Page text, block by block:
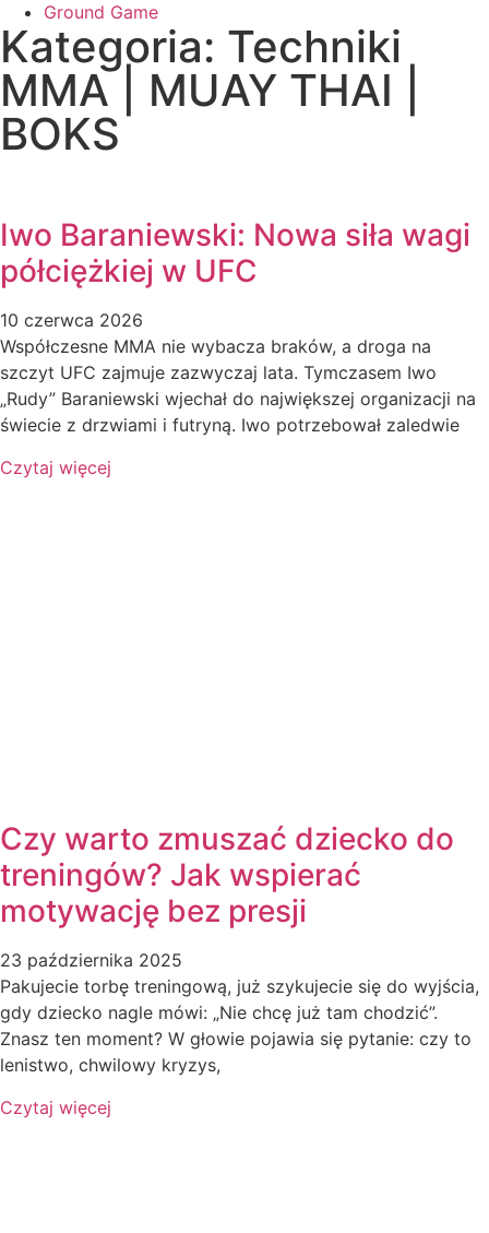
Ground Game
Kategoria: Techniki
MMA | MUAY THAI |
BOKS
Iwo Baraniewski: Nowa siła wagi
półciężkiej w UFC
10 czerwca 2026
Współczesne MMA nie wybacza braków, a droga na
szczyt UFC zajmuje zazwyczaj lata. Tymczasem Iwo
„Rudy” Baraniewski wjechał do największej organizacji na
świecie z drzwiami i futryną. Iwo potrzebował zaledwie
Czytaj więcej
Czy warto zmuszać dziecko do
treningów? Jak wspierać
motywację bez presji
23 października 2025
Pakujecie torbę treningową, już szykujecie się do wyjścia,
gdy dziecko nagle mówi: „Nie chcę już tam chodzić”.
Znasz ten moment? W głowie pojawia się pytanie: czy to
lenistwo, chwilowy kryzys,
Czytaj więcej